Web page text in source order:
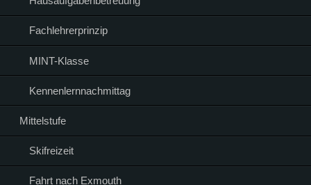
Fachlehrerprinzip
MINT-Klasse
Kennenlernnachmittag
Mittelstufe
Skifreizeit
Fahrt nach Exmouth